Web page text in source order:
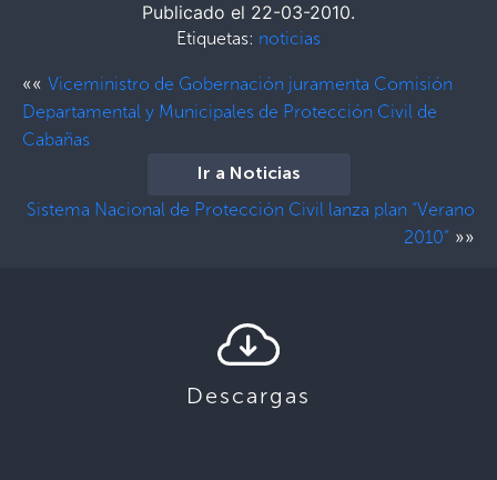
Publicado el 22-03-2010.
Etiquetas: noticias
«« Viceministro de Gobernación juramenta Comisión
Departamental y Municipales de Protección Civil de
Cabañas
Ir a Noticias
Sistema Nacional de Protección Civil lanza plan “Verano
2010” »»
Descargas